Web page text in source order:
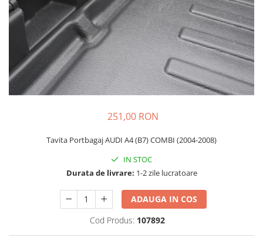
Butoane Semnalizare
Schimbatoare Viteze
Accesorii Auto
Accesorii Auto Exterior
Husa Auto / Prelata Auto
Paravanturi Auto / Deflectoare Aer
Inchidere Centralizata
Huse Scaune Auto
Tavite Portbagaj Dedicate
Covorase Auto/ Presuri Auto
Seturi Interior
251,00 RON
Tavita Portbagaj AUDI A4 (B7) COMBI (2004-2008)
IN STOC
Durata de livrare: 1-2 zile lucratoare
ADAUGA IN COS
Cod Produs: 107892